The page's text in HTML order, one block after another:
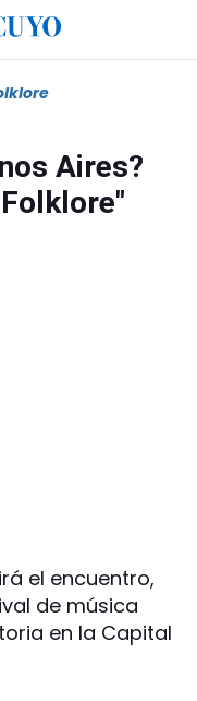
Aires?
el encuentro,
de música
en la Capital